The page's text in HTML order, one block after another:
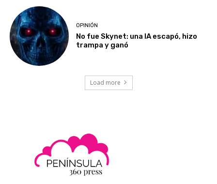
OPINIÓN
No fue Skynet: una IA escapó, hizo
trampa y ganó
Load more